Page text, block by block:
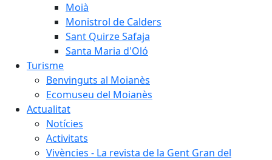
Moià
Monistrol de Calders
Sant Quirze Safaja
Santa Maria d'Oló
Turisme
Benvinguts al Moianès
Ecomuseu del Moianès
Actualitat
Notícies
Activitats
Vivències - La revista de la Gent Gran del